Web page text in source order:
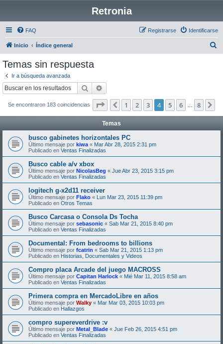
Retronia
FAQ Identificarse
Registrarse
Inicio Índice general
Temas sin respuesta
Ir a búsqueda avanzada
Buscar
Se encontraron 183 coincidencias Página de
Anterior
1 2 3 4 5 6 8
Temas
busco gabinetes horizontales PC
Último mensaje por kiwa « Mar Abr 28, 2015 2:31 pm
Publicado en Ventas Finalizadas
Busco cable a/v xbox
Último mensaje por NicolasBeg « Jue Abr 23, 2015 3:15 pm
Publicado en Ventas Finalizadas
logitech g-x2d11 receiver
Último mensaje por Flako « Lun Mar 23, 2015 11:39 pm
Publicado en Otros Temas
Busco Carcasa o Consola Ds Tocha
Último mensaje por sebasonic « Sab Mar 21, 2015 8:40 pm
Publicado en Ventas Finalizadas
Documental: From bedrooms to billions
Último mensaje por fcatrin « Sab Mar 21, 2015 1:13 pm
Publicado en Historias, Documentales y Videos
Compro placa Arcade del juego MACROSS
Último mensaje por Capitan Harlock « Mié Mar 11, 2015 8:58 am
Publicado en Ventas Finalizadas
Primera compra en MercadoLibre en años
Último mensaje por Walky « Mar Mar 03, 2015 10:03 pm
Publicado en Hallazgos
compro supereverdrive :v
Último mensaje por Metal_Blade « Jue Feb 26, 2015 4:51 pm
Publicado en Ventas Finalizadas